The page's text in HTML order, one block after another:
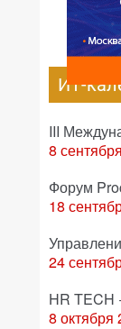
ИТ-
III
8
Форум
18
24
HR
8 октября